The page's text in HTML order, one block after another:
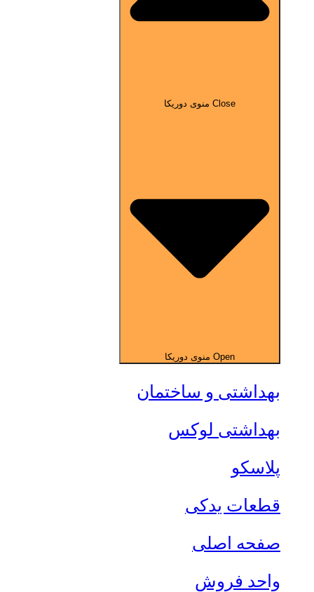
Close منوی دوریکا
Open منوی دوریکا
بهداشتی و ساختمان
بهداشتی لوکس
پلاسکو
قطعات یدکی
صفحه اصلی
واحد فروش